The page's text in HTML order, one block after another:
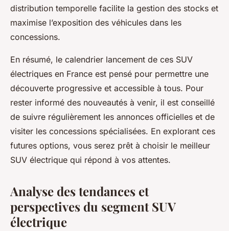
distribution temporelle facilite la gestion des stocks et
maximise l’exposition des véhicules dans les
concessions.
En résumé, le calendrier lancement de ces SUV
électriques en France est pensé pour permettre une
découverte progressive et accessible à tous. Pour
rester informé des nouveautés à venir, il est conseillé
de suivre régulièrement les annonces officielles et de
visiter les concessions spécialisées. En explorant ces
futures options, vous serez prêt à choisir le meilleur
SUV électrique qui répond à vos attentes.
Analyse des tendances et
perspectives du segment SUV
électrique